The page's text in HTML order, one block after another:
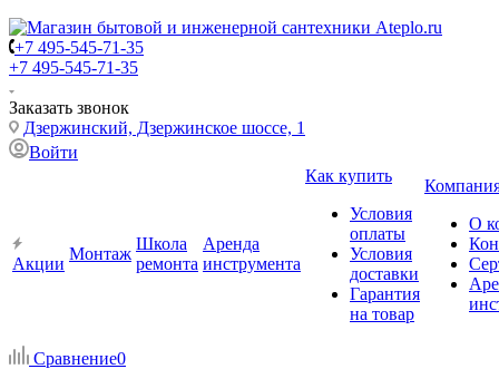
+7 495-545-71-35
+7 495-545-71-35
Заказать звонок
Дзержинский, Дзержинское шоссе, 1
Войти
Акции
Монтаж
Школа
ремонта
Аренда
инструмента
Как купить
Условия
оплаты
Условия
доставки
Гарантия
на товар
О
Сравнение0